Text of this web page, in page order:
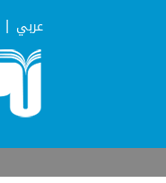
| عربي